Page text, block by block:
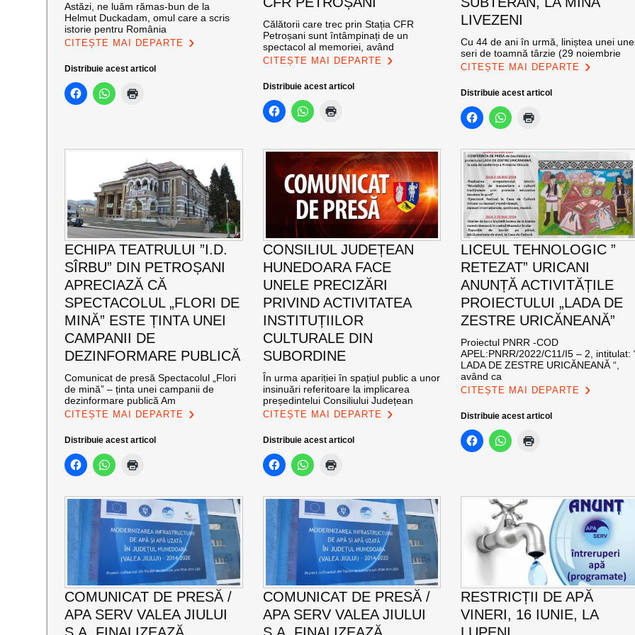
Astăzi, ne luăm rămas-bun de la
Helmut Duckadam, omul care a scris
istorie pentru România
CITEȘTE MAI DEPARTE
Distribuie acest articol
Călătorii care trec prin Stația CFR
Petroșani sunt întâmpinați de un
spectacol al memoriei, având
CITEȘTE MAI DEPARTE
Distribuie acest articol
LIVEZENI
Cu 44 de ani în urmă, liniștea unei
seri de toamnă târzie (29 noiembrie
CITEȘTE MAI DEPARTE
Distribuie acest articol
ECHIPA TEATRULUI ”I.D.
SÎRBU” DIN PETROȘANI
APRECIAZĂ CĂ
SPECTACOLUL „FLORI DE
MINĂ” ESTE ȚINTA UNEI
CAMPANII DE
DEZINFORMARE PUBLICĂ
Comunicat de presă Spectacolul „Flori
de mină” – ținta unei campanii de
dezinformare publică Am
CITEȘTE MAI DEPARTE
Distribuie acest articol
CONSILIUL JUDEȚEAN
HUNEDOARA FACE
UNELE PRECIZĂRI
PRIVIND ACTIVITATEA
INSTITUȚIILOR
CULTURALE DIN
SUBORDINE
În urma apariției în spațiul public a unor
insinuări referitoare la implicarea
președintelui Consiliului Județean
CITEȘTE MAI DEPARTE
Distribuie acest articol
LICEUL TEHNOLOGIC ”
RETEZAT” URICANI
ANUNȚĂ ACTIVITĂȚILE
PROIECTULUI „LADA DE
ZESTRE URICĂNEANĂ”
Proiectul PNRR -COD
APEL:PNRR/2022/C11/I5 – 2, intitulat:
LADA DE ZESTRE URICĂNEANĂ “,
având ca
CITEȘTE MAI DEPARTE
Distribuie acest articol
COMUNICAT DE PRESĂ /
APA SERV VALEA JIULUI
S.A. FINALIZEAZĂ
COMUNICAT DE PRESĂ /
APA SERV VALEA JIULUI
S.A. FINALIZEAZĂ
RESTRICȚII DE APĂ
VINERI, 16 IUNIE, LA
LUPENI